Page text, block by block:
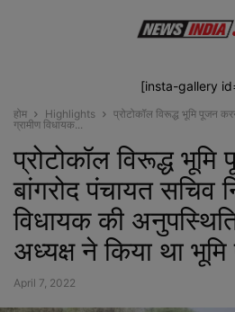
[insta-gallery
होम Highlights
प्रोटोकॉल विरूद्ध भूमि पूजन
ग्रामीण विधायक...
प्रोटोकॉल विरूद्ध
बांगरोद पंचायत सचिव
विधायक की
अध्यक्ष ने किया था
April 7, 2022